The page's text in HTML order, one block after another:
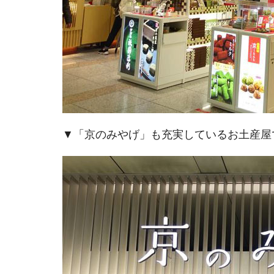
▼「京のみやげ」も充実しているお土産屋